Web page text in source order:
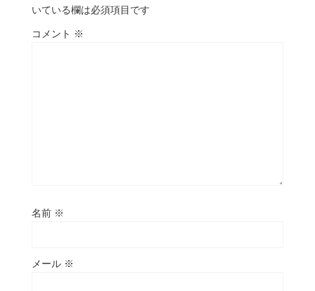
いている欄は必須項目です
コメント ※
名前 ※
メール ※